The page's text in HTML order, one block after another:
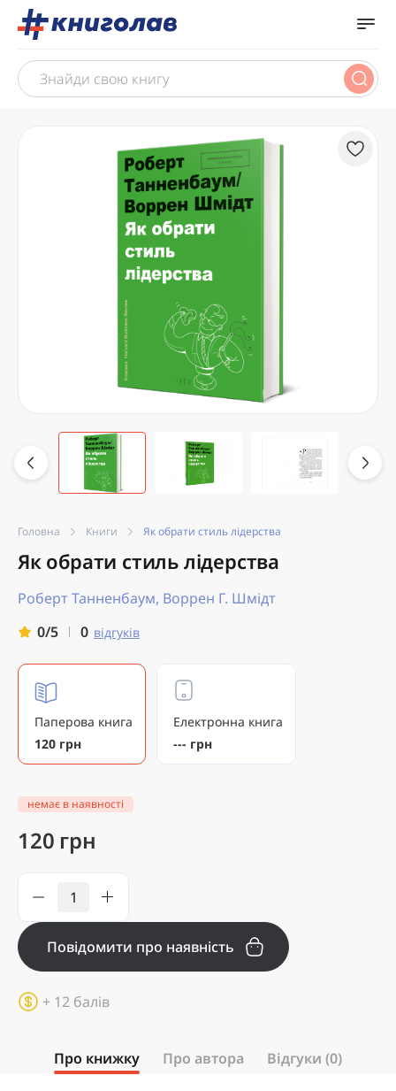
Головна Книги Як обрати стиль лідерства
Як обрати стиль лідерства
Роберт Танненбаум, Воррен Г. Шмідт
0/5
0 відгуків
Паперова книга
120 грн
Електронна книга
--- грн
немає в наявності
120 грн
Повідомити про наявність
+ 12 балів
Про книжку Про автора Відгуки (0)